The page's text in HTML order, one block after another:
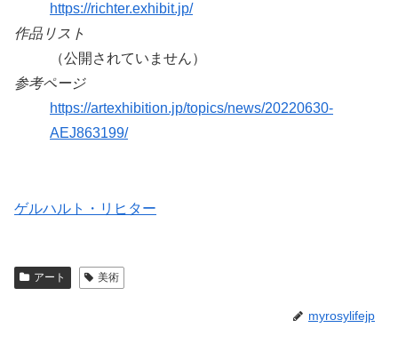
https://richter.exhibit.jp/
作品リスト
（公開されていません）
参考ページ
https://artexhibition.jp/topics/news/20220630-
AEJ863199/
ゲルハルト・リヒター
アート 美術
myrosylifejp